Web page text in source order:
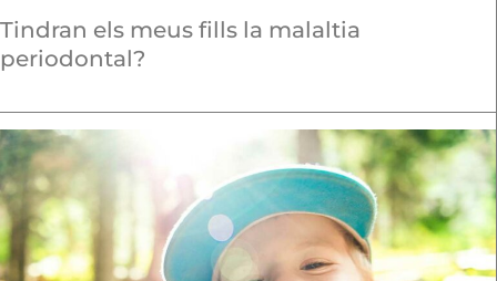
Tindran els meus fills la malaltia
periodontal?